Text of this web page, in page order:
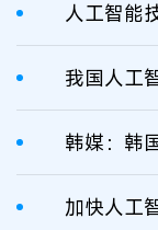
我国人工